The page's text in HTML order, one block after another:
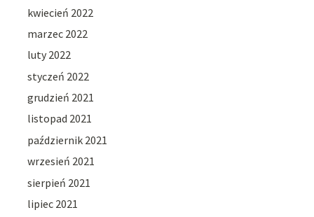
kwiecień 2022
marzec 2022
luty 2022
styczeń 2022
grudzień 2021
listopad 2021
październik 2021
wrzesień 2021
sierpień 2021
lipiec 2021